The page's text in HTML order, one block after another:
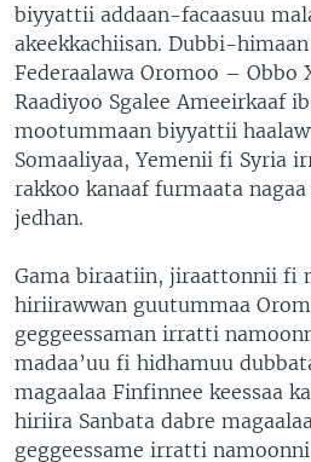
biyyattii addaan-facaasuu
akeekkachiisan. Dubbi-
Federaalawa Oromoo – Obbo
Raadiyoo Sgalee Ameeirkaaf
mootummaan biyyattii
Somaaliyaa, Yemenii fi Syria
rakkoo kanaaf furmaata
jedhan.
Gama biraatiin, jiraattonnii fi
hiriirawwan guutummaa
geggeessaman irratti
madaa’uu fi hidhamuu
magaalaa Finfinnee keessaa
hiriira Sanbata dabre
geggeessame irratti